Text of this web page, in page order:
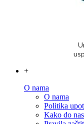
+
O nama
O nama
Politika
Kako do nas